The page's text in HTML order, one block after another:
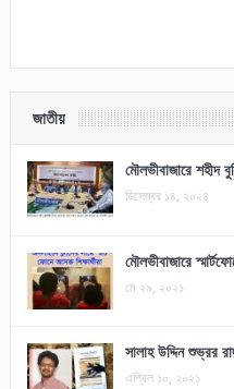
জাতীয়
মৌলভীবাজারে শহীদ
ডিসেম্বর ১৪, ২০২৪
মৌলভীবাজারে
মে ২৯, ২০২১
সালাহ উদ্দিন শুভ্রর
এপ্রিল ১০, ২০২১